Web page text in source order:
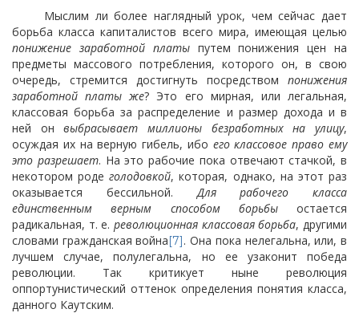
Мыслим ли более наглядный урок, чем сейчас дает
борьба класса капиталистов всего мира, имеющая целью
понижение заработной платыпутем понижения цен на
предметы массового потребления, которого он, в свою
очередь, стремится достигнуть посредством понижения
заработной платы же? Это его мирная, или легальная,
классовая борьба за распределение и размер дохода и в
ней онвыбрасывает миллионы безработных на улицу,
осуждая их на верную гибель, ибо его классовое право ему
это разрешает. На это рабочие пока отвечают стачкой, в
некотором родеголодовкой, которая, однако, на этот раз
оказывается бессильной.Для рабочего класса
единственным верным способом борьбыостается
радикальная, т. е. революционная классовая борьба, другими
словами гражданская война[7]. Она пока нелегальна, или, в
лучшем случае, полулегальна, но ее узаконит победа
революции. Так критикует ныне революция
оппортунистический оттенок определения понятия класса,
данного Каутским.